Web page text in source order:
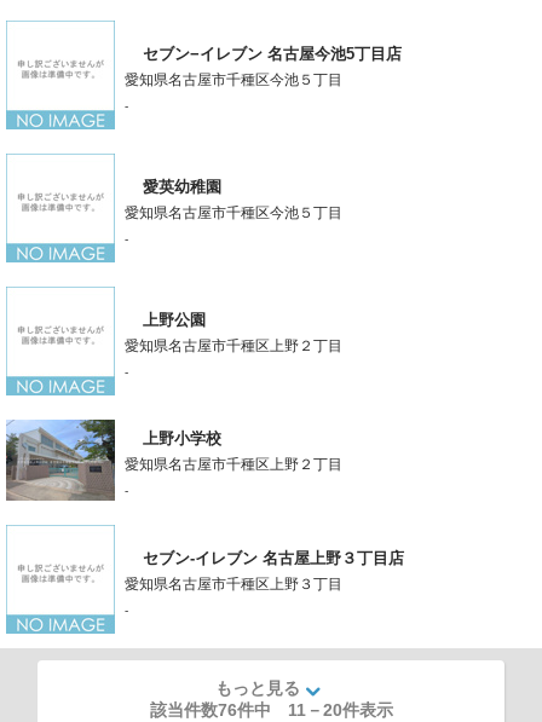
セブン−イレブン 名古屋今池5丁目店
愛知県名古屋市千種区今池５丁目
-
愛英幼稚園
愛知県名古屋市千種区今池５丁目
-
上野公園
愛知県名古屋市千種区上野２丁目
-
上野小学校
愛知県名古屋市千種区上野２丁目
-
セブン‐イレブン 名古屋上野３丁目店
愛知県名古屋市千種区上野３丁目
-
もっと見る
該当件数76件中 11－20件表示